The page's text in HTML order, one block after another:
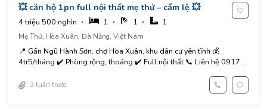
💥 căn hộ 1pn full nội thất mẹ thứ – cẩm lệ 💥
4 triệu 500 nghìn 1 1 1
Mẹ Thứ, Hòa Xuân, Đà Nẵng, Việt Nam
📍 Gần Ngũ Hành Sơn, chợ Hòa Xuân, khu dân cư yên tĩnh 💰
4tr5/tháng ✔️ Phòng rộng, thoáng ✔️ Full nội thất 📞 Liên hệ 0917
3 tuần trước